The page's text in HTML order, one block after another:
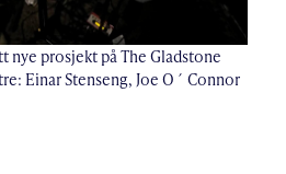
nye prosjekt på The Gladstone
Einar Stenseng, Joe O´ Connor